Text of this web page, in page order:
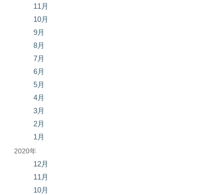
11月
10月
9月
8月
7月
6月
5月
4月
3月
2月
1月
2020年
12月
11月
10月